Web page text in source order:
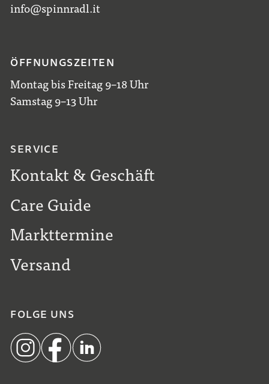
info@spinnradl.it
ÖFFNUNGSZEITEN
Montag bis Freitag 9–18 Uhr
Samstag 9–13 Uhr
SERVICE
Kontakt & Geschäft
Care Guide
Markttermine
Versand
FOLGE UNS